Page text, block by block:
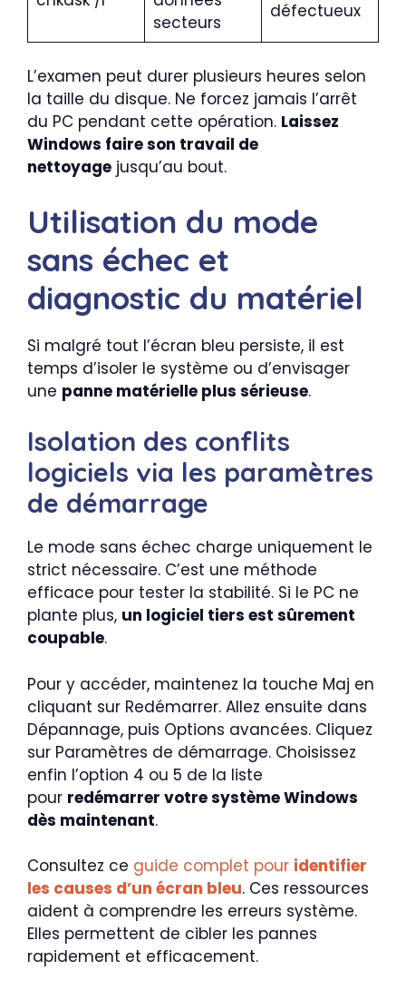
secteurs
défectueux
L’examen peut durer plusieurs heures selon
la taille du disque. Ne forcez jamais l’arrêt
du PC pendant cette opération. Laissez
Windows faire son travail de
nettoyage jusqu’au bout.
Utilisation du mode
sans échec et
diagnostic du matériel
Si malgré tout l’écran bleu persiste, il est
temps d’isoler le système ou d’envisager
une panne matérielle plus sérieuse.
Isolation des conflits
logiciels via les paramètres
de démarrage
Le mode sans échec charge uniquement le
strict nécessaire. C’est une méthode
efficace pour tester la stabilité. Si le PC ne
plante plus, un logiciel tiers est sûrement
coupable.
Pour y accéder, maintenez la touche Maj en
cliquant sur Redémarrer. Allez ensuite dans
Dépannage, puis Options avancées. Cliquez
sur Paramètres de démarrage. Choisissez
enfin l’option 4 ou 5 de la liste
pour redémarrer votre système Windows
dès maintenant.
Consultez ce guide complet pour identifier
les causes d’un écran bleu. Ces ressources
aident à comprendre les erreurs système.
Elles permettent de cibler les pannes
rapidement et efficacement.